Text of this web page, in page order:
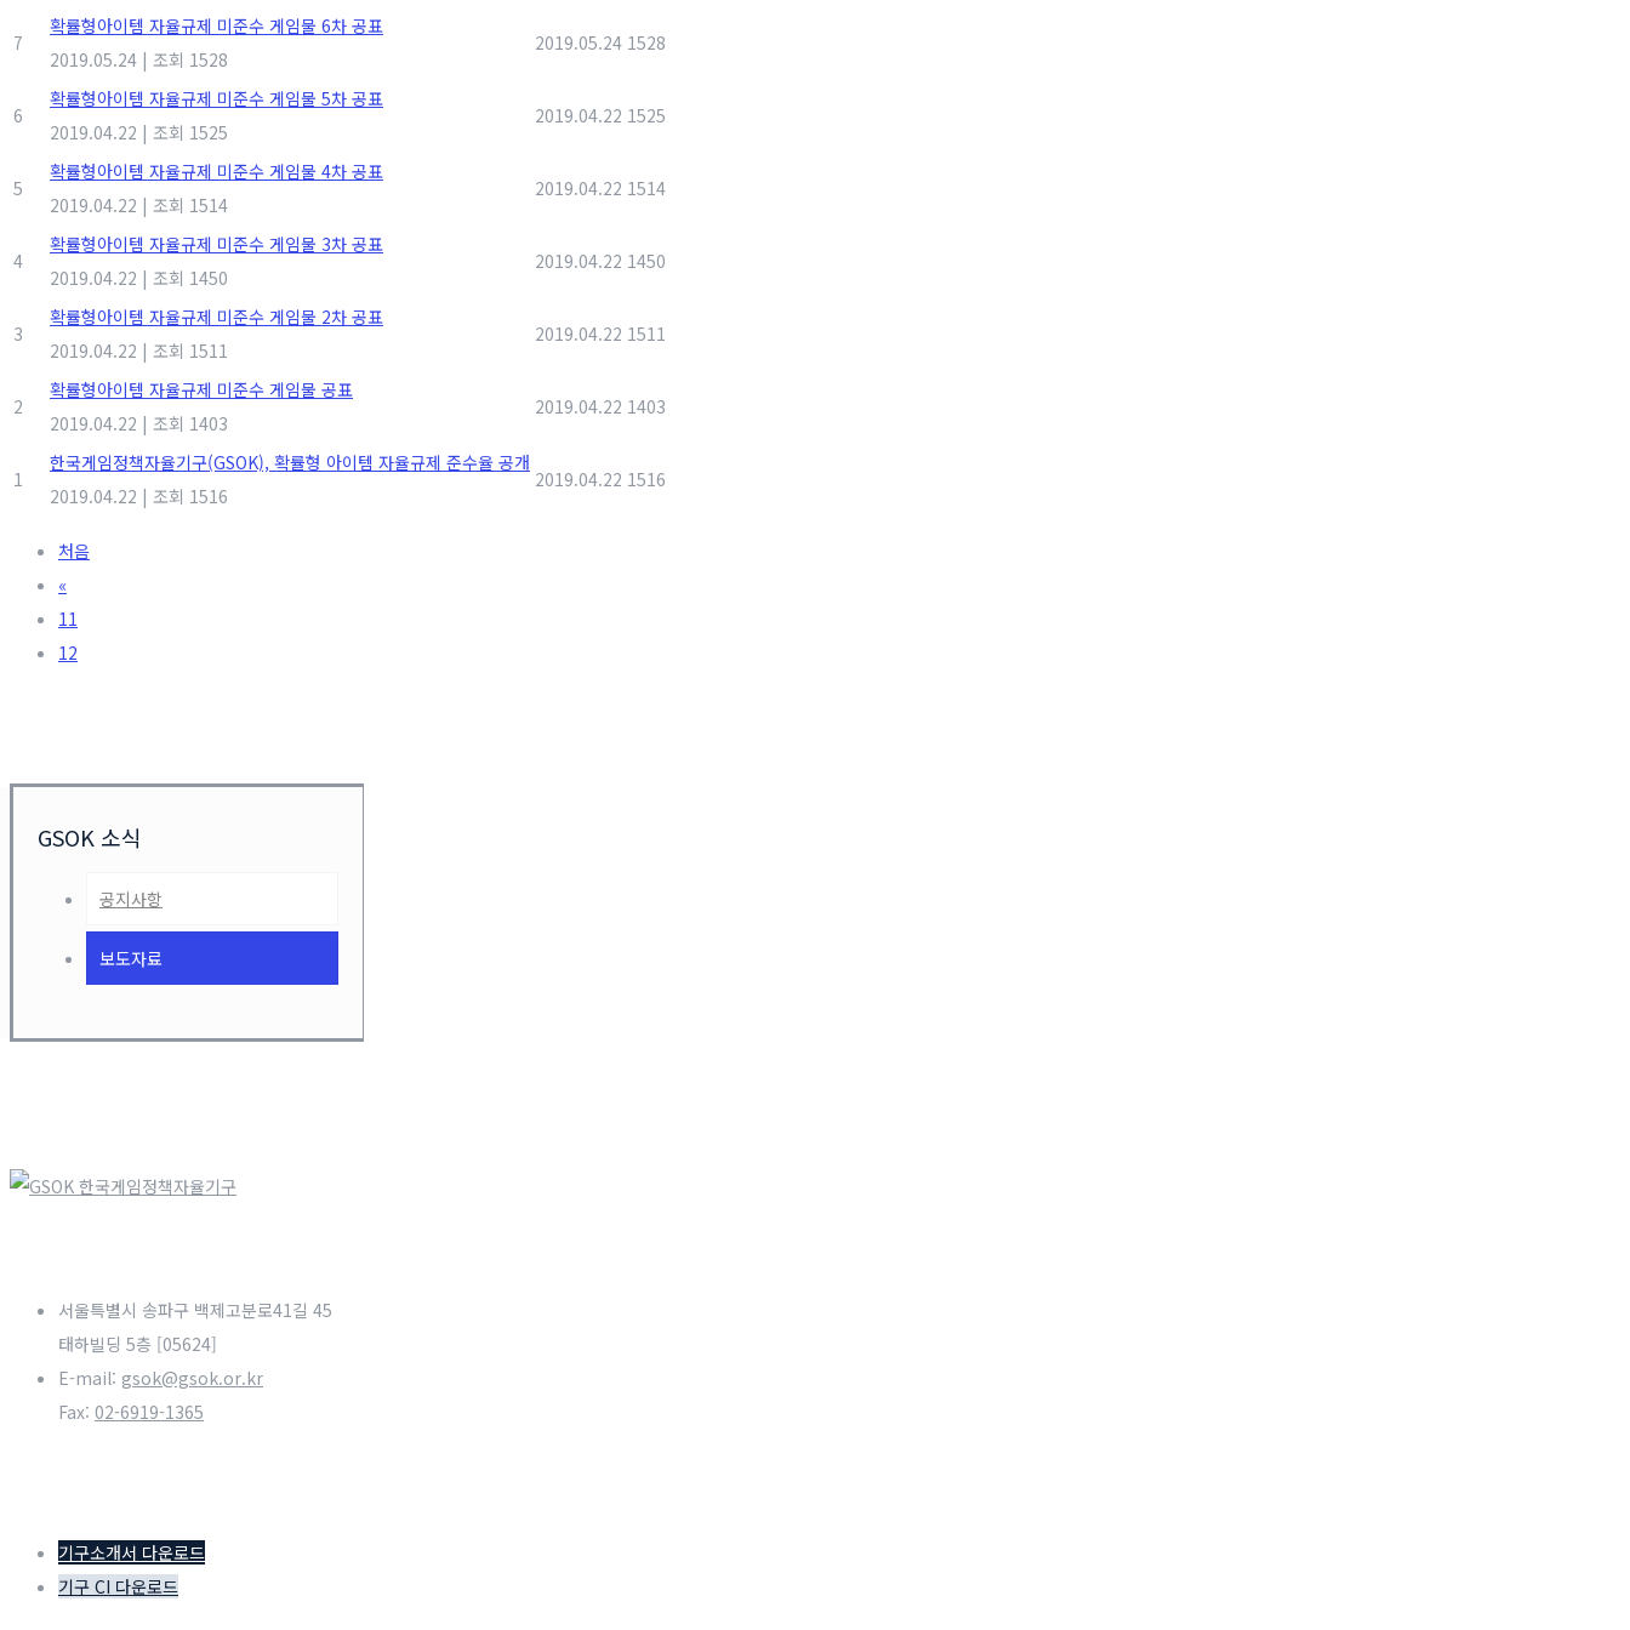
7
확률형아이템 자율규제 미준수 게임물 6차 공표
2019.05.24 | 조회 1528
2019.05.24 1528
6
확률형아이템 자율규제 미준수 게임물 5차 공표
2019.04.22 | 조회 1525
2019.04.22 1525
5
확률형아이템 자율규제 미준수 게임물 4차 공표
2019.04.22 | 조회 1514
2019.04.22 1514
4
확률형아이템 자율규제 미준수 게임물 3차 공표
2019.04.22 | 조회 1450
2019.04.22 1450
3
확률형아이템 자율규제 미준수 게임물 2차 공표
2019.04.22 | 조회 1511
2019.04.22 1511
2
확률형아이템 자율규제 미준수 게임물 공표
2019.04.22 | 조회 1403
2019.04.22 1403
1
한국게임정책자율기구(GSOK), 확률형 아이템 자율규제 준수율 공개
2019.04.22 | 조회 1516
2019.04.22 1516
처음
«
11
12
GSOK 소식
공지사항
보도자료
서울특별시 송파구 백제고분로41길 45
태하빌딩 5층 [05624]
E-mail: gsok@gsok.or.kr
Fax: 02-6919-1365
기구소개서 다운로드
기구 CI 다운로드